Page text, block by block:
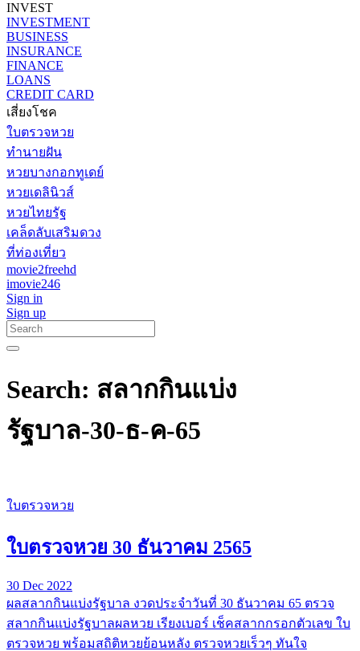
INVEST
INVESTMENT
BUSINESS
INSURANCE
FINANCE
LOANS
CREDIT CARD
เสี่ยงโชค
ใบตรวจหวย
ทำนายฝัน
หวยบางกอกทูเดย์
หวยเดลินิวส์
หวยไทยรัฐ
เคล็ดลับเสริมดวง
ที่ท่องเที่ยว
movie2freehd
imovie246
Sign in
Sign up
Search: สลากกินแบ่ง
รัฐบาล-30-ธ-ค-65
ใบตรวจหวย
ใบตรวจหวย 30 ธันวาคม 2565
30 Dec 2022
ผลสลากกินแบ่งรัฐบาล งวดประจำวันที่ 30 ธันวาคม 65 ตรวจ
สลากกินแบ่งรัฐบาลผลหวย เรียงเบอร์ เช็คสลากกรอกตัวเลข ใบ
ตรวจหวย พร้อมสถิติหวยย้อนหลัง ตรวจหวยเร็วๆ ทันใจ